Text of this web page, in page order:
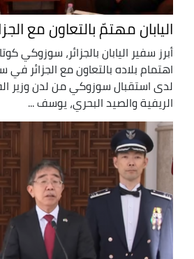
اليابان مهتمّ بالتعاون مع الجزائر في
أبرز سفير اليابان بالجزائر، سوزوكي
اهتمام بلاده بالتعاون مع الجزائر في
لدى استقبال سوزوكي من لدن وزير
الريفية والصيد البحري، يوسف ...